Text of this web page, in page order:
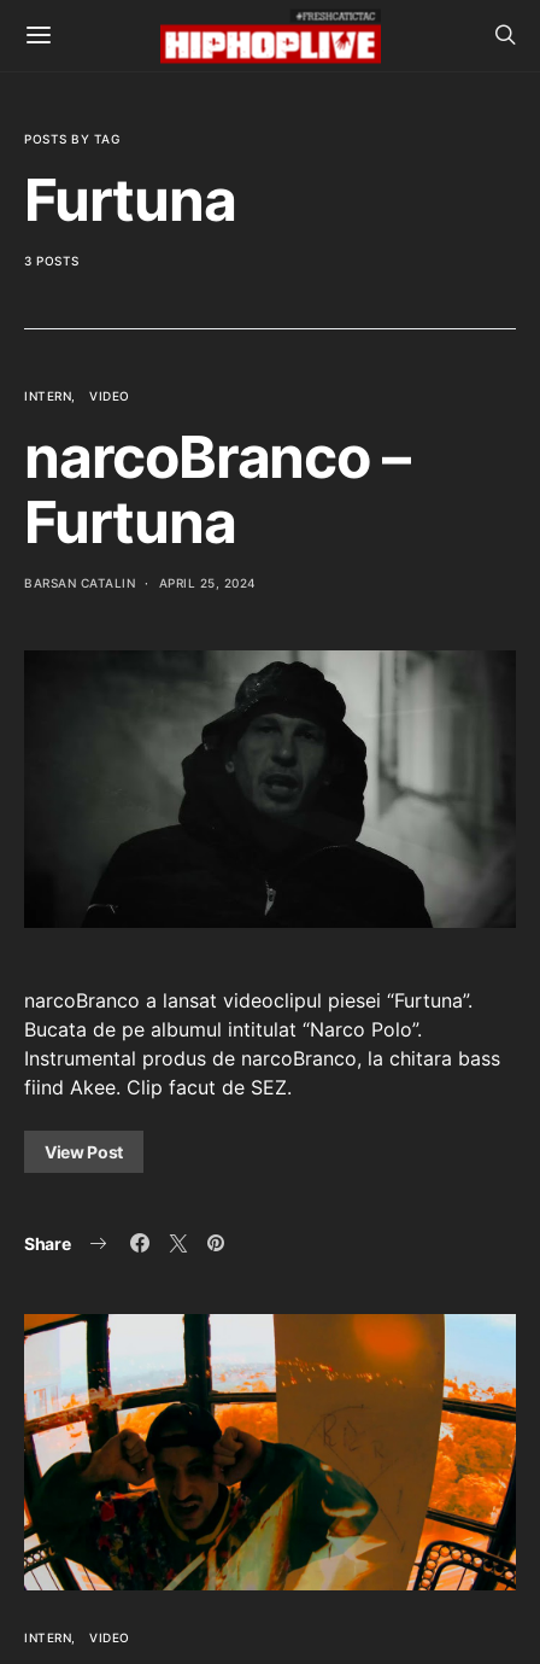
POSTS BY TAG
Furtuna
3 POSTS
INTERN VIDEO
narcoBranco –
Furtuna
BARSAN CATALIN APRIL 25, 2024
narcoBranco a lansat videoclipul piesei “Furtuna”.
Bucata de pe albumul intitulat “Narco Polo”.
Instrumental produs de narcoBranco, la chitara bass
fiind Akee. Clip facut de SEZ.
View Post
Share
INTERN VIDEO